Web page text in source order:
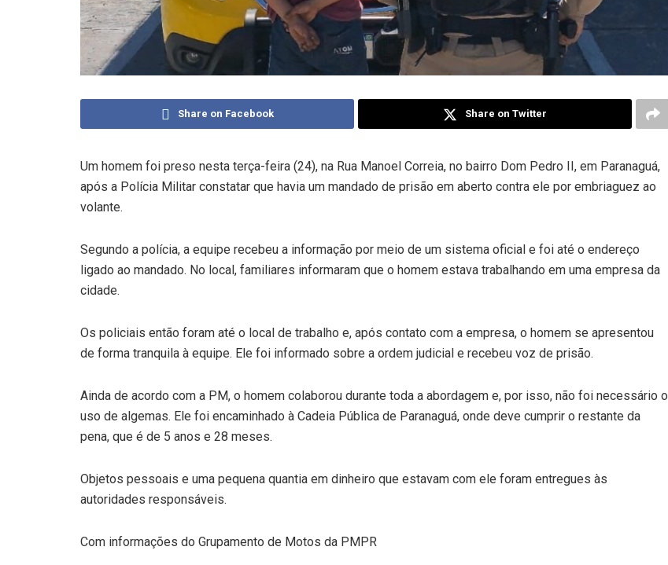
Share on Facebook Share on Twitter
Um homem foi preso nesta terça-feira (24), na Rua Manoel Correia, no bairro Dom Pedro II, em Paranaguá,
após a Polícia Militar constatar que havia um mandado de prisão em aberto contra ele por embriaguez ao
volante.
Segundo a polícia, a equipe recebeu a informação por meio de um sistema oficial e foi até o endereço
ligado ao mandado. No local, familiares informaram que o homem estava trabalhando em uma empresa da
cidade.
Os policiais então foram até o local de trabalho e, após contato com a empresa, o homem se apresentou
de forma tranquila à equipe. Ele foi informado sobre a ordem judicial e recebeu voz de prisão.
Ainda de acordo com a PM, o homem colaborou durante toda a abordagem e, por isso, não foi necessário o
uso de algemas. Ele foi encaminhado à Cadeia Pública de Paranaguá, onde deve cumprir o restante da
pena, que é de 5 anos e 28 meses.
Objetos pessoais e uma pequena quantia em dinheiro que estavam com ele foram entregues às
autoridades responsáveis.
Com informações do Grupamento de Motos da PMPR